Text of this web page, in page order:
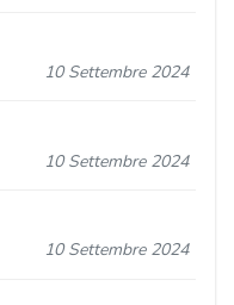
10 Settembre 2024
10 Settembre 2024
10 Settembre 2024